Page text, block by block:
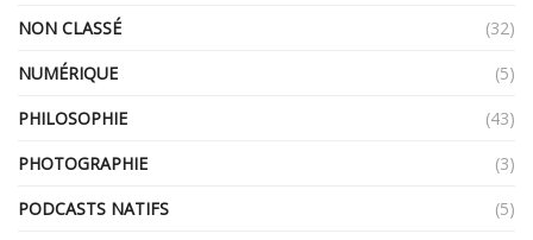
NON CLASSÉ
(32)
NUMÉRIQUE
(5)
PHILOSOPHIE
(43)
PHOTOGRAPHIE
(3)
PODCASTS NATIFS
(5)